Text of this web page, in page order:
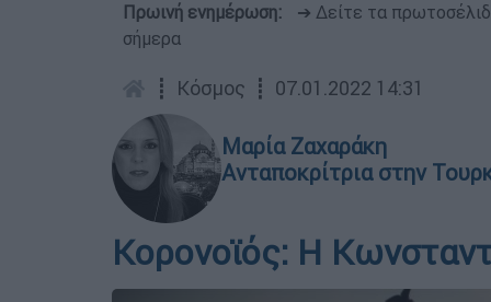
Πρωινή ενημέρωση: ➔ Δείτε τα
σήμερα
┋ Κόσμος ┋ 07.01.2022 14:31
Μαρία Ζαχαράκη
Ανταποκρίτρια στην
Κορονοϊός: Η